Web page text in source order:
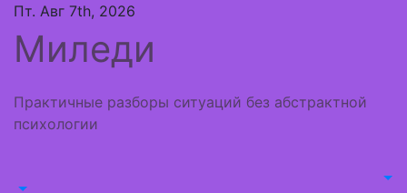
Перейти
содержимому
Пт. Авг 7th, 2026
Миледи
Практичные разборы ситуаций без абстрактной
психологии